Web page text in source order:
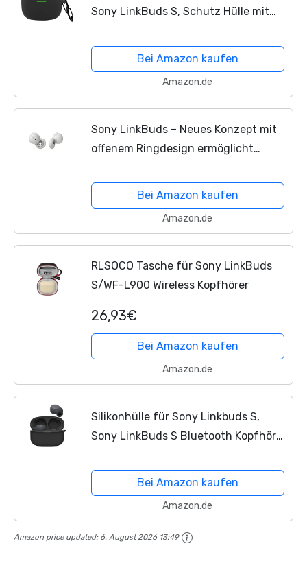
Sony LinkBuds S, Schutz Hülle mit
Bei Amazon kaufen
Amazon.de
Sony LinkBuds – Neues Konzept mit
offenem Ringdesign ermöglicht
entfernen und beim Laufen sicher zu
bleiben – Weiß
Bei Amazon kaufen
Amazon.de
RLSOCO Tasche für Sony LinkBuds
S/WF-L900 Wireless Kopfhörer
26,93€
Bei Amazon kaufen
Amazon.de
Silikonhülle für Sony Linkbuds S,
Sony LinkBuds S Bluetooth Kopfhörer
Anti-Schock Ganzkörper-Schutzhülle
mit Karabiner...
Bei Amazon kaufen
Amazon.de
Amazon price updated: 6. August 2026 13:49